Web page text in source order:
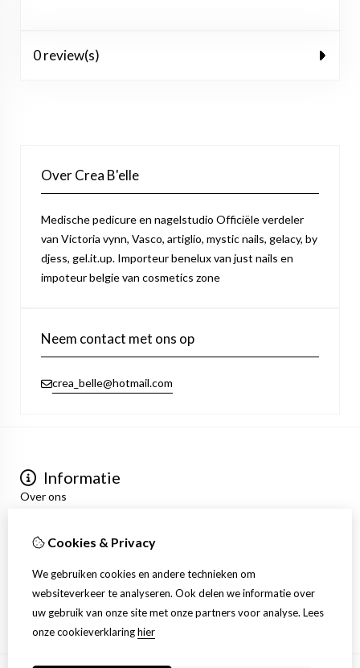
0 review(s)
Over Crea B'elle
Medische pedicure en nagelstudio Officiële verdeler
van Victoria vynn, Vasco, artiglio, mystic nails, gelacy, by
djess, gel.it.up. Importeur benelux van just nails en
impoteur belgie van cosmetics zone
Neem contact met ons op
crea_belle@hotmail.com
Informatie
Over ons
Algemene voorwaarden
Mijn account
Inloggen
Bestelhistorie
Verlanglijst
Nieuwsbrief
Cookies & Privacy
We gebruiken cookies en andere technieken om
websiteverkeer te analyseren. Ook delen we informatie over
uw gebruik van onze site met onze partners voor analyse. Lees
onze cookieverklaringhier